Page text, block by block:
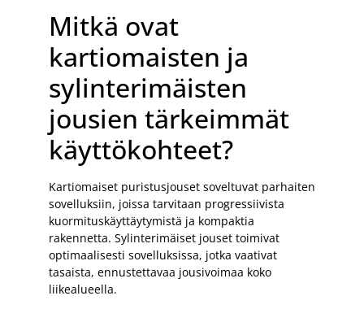
Mitkä ovat
kartiomaisten ja
sylinterimäisten
jousien tärkeimmät
käyttökohteet?
Kartiomaiset puristusjouset soveltuvat parhaiten
sovelluksiin, joissa tarvitaan progressiivista
kuormituskäyttäytymistä ja kompaktia
rakennetta. Sylinterimäiset jouset toimivat
optimaalisesti sovelluksissa, jotka vaativat
tasaista, ennustettavaa jousivoimaa koko
liikealueella.